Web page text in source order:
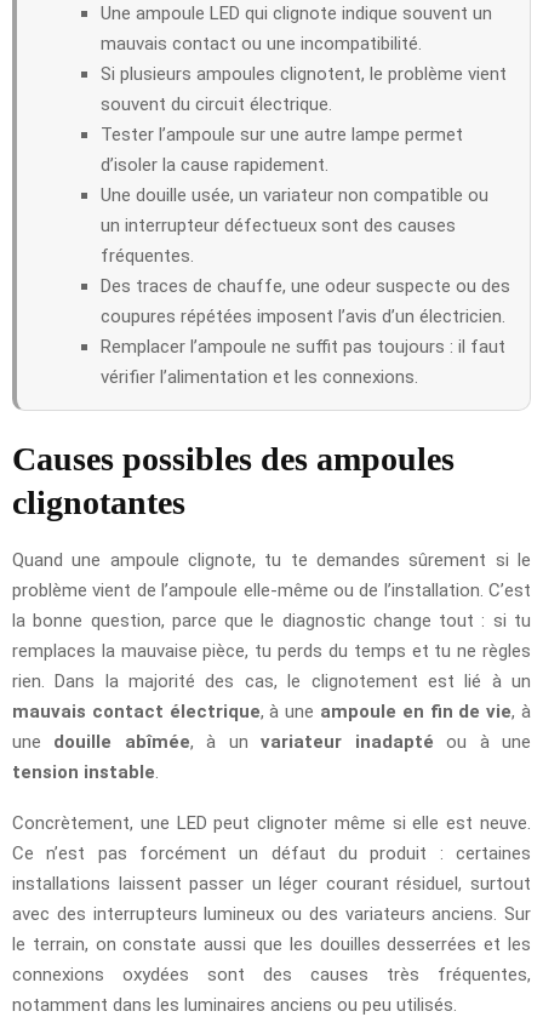
Une ampoule LED qui clignote indique souvent un
mauvais contact ou une incompatibilité.
Si plusieurs ampoules clignotent, le problème vient
souvent du circuit électrique.
Tester l’ampoule sur une autre lampe permet
d’isoler la cause rapidement.
Une douille usée, un variateur non compatible ou
un interrupteur défectueux sont des causes
fréquentes.
Des traces de chauffe, une odeur suspecte ou des
coupures répétées imposent l’avis d’un électricien.
Remplacer l’ampoule ne suffit pas toujours : il faut
vérifier l’alimentation et les connexions.
Causes possibles des ampoules
clignotantes
Quand une ampoule clignote, tu te demandes sûrement si le
problème vient de l’ampoule elle-même ou de l’installation. C’est
la bonne question, parce que le diagnostic change tout : si tu
remplaces la mauvaise pièce, tu perds du temps et tu ne règles
rien. Dans la majorité des cas, le clignotement est lié à un
mauvais contact électrique, à une ampoule en fin de vie, à
une douille abîmée, à unvariateur inadapté ou à une
tension instable.
Concrètement, une LED peut clignoter même si elle est neuve.
Ce n’est pas forcément un défaut du produit : certaines
installations laissent passer un léger courant résiduel, surtout
avec des interrupteurs lumineux ou des variateurs anciens. Sur
le terrain, on constate aussi que les douilles desserrées et les
connexions oxydées sont des causes très fréquentes,
notamment dans les luminaires anciens ou peu utilisés.